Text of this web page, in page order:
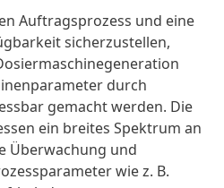
Auftragsprozess und eine
sicherzustellen,
durch
gemacht werden. Die
ein breites Spektrum an
Überwachung und
wie z. B.